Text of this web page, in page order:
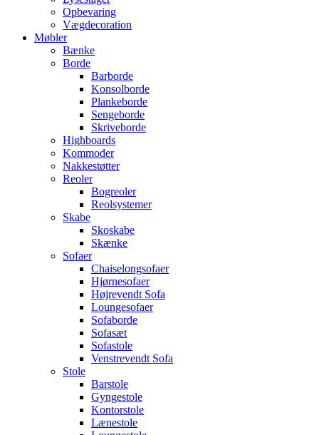
Opbevaring
Vægdecoration
Møbler
Bænke
Borde
Barborde
Konsolborde
Plankeborde
Sengeborde
Skriveborde
Highboards
Kommoder
Nakkestøtter
Reoler
Bogreoler
Reolsystemer
Skabe
Skoskabe
Skænke
Sofaer
Chaiselongsofaer
Hjørnesofaer
Højrevendt Sofa
Loungesofaer
Sofaborde
Sofasæt
Sofastole
Venstrevendt Sofa
Stole
Barstole
Gyngestole
Kontorstole
Lænestole